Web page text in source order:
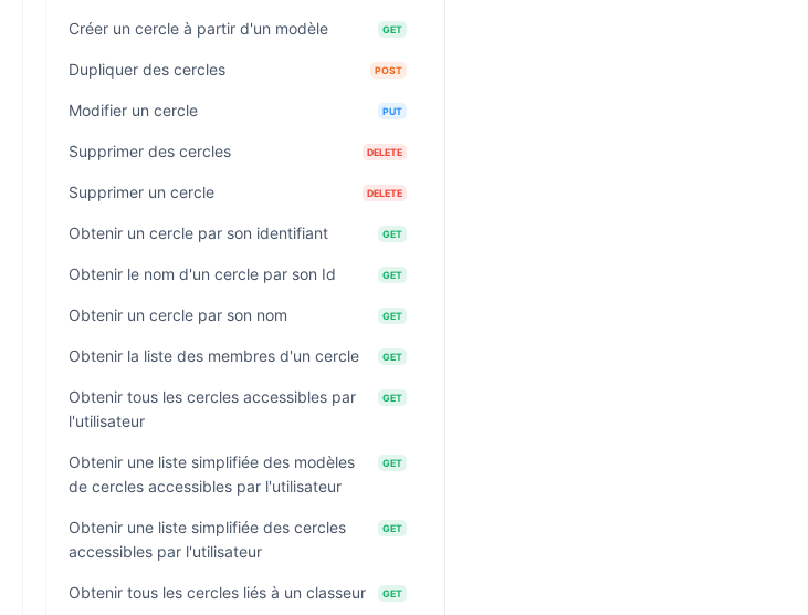
Créer un cercle à partir d'un modèle GET
Dupliquer des cercles POST
Modifier un cercle PUT
Supprimer des cercles DELETE
Supprimer un cercle DELETE
Obtenir un cercle par son identifiant GET
Obtenir le nom d'un cercle par son Id GET
Obtenir un cercle par son nom GET
Obtenir la liste des membres d'un cercle GET
Obtenir tous les cercles accessibles par
l'utilisateur
GET
Obtenir une liste simplifiée des modèles
de cercles accessibles par l'utilisateur
GET
Obtenir une liste simplifiée des cercles
accessibles par l'utilisateur
GET
Obtenir tous les cercles liés à un classeur GET